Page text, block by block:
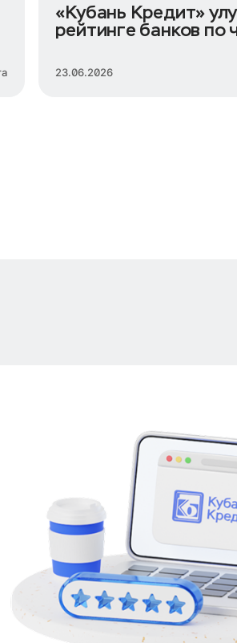
«Кубань Кредит»
рейтинге банков по
23.06.2026